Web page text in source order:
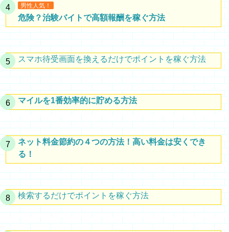
男性人気！
危険？治験バイトで高額報酬を稼ぐ方法
スマホ待受画面を換えるだけでポイントを稼ぐ方法
マイルを1番効率的に貯める方法
ネット料金節約の４つの方法！高い料金は安くでき
る！
検索するだけでポイントを稼ぐ方法